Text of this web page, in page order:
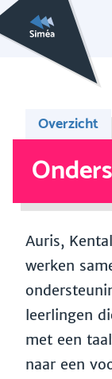
Overzicht
Auris,
werken
leerlingen
met een
naar een